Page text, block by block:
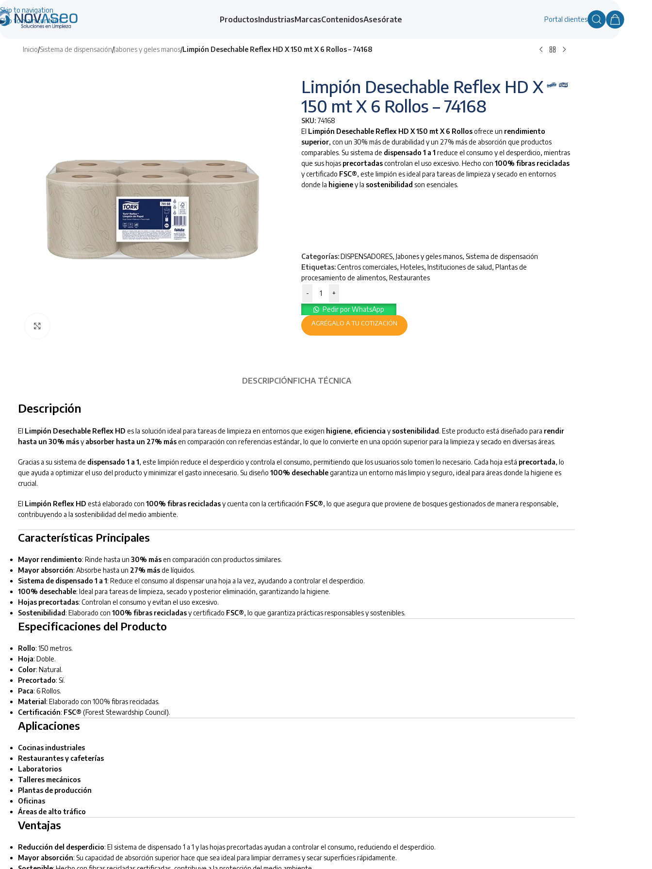
Skip to navigation
Skip to main content
ProductosIndustriasMarcasContenidosAsesórate Portal clientes
Inicio/Sistema de dispensación/Jabones y geles manos/Limpión Desechable Reflex HD X 150 mt X 6 Rollos – 74168
Limpión Desechable Reflex HD X
150 mt X 6 Rollos – 74168
SKU: 74168
El Limpión Desechable Reflex HD X 150 mt X 6 Rollosofrece un rendimiento
superior, con un 30% más de durabilidad y un 27% más de absorción que productos
comparables. Su sistema de dispensado 1 a 1 reduce el consumo y el desperdicio, mientras
que sus hojas precortadascontrolan el uso excesivo. Hecho con 100% fibras recicladas
y certificado FSC®, este limpión es ideal para tareas de limpieza y secado en entornos
donde la higieney la sostenibilidad son esenciales.
Categorías:DISPENSADORES, Jabones y geles manos, Sistema de dispensación
Etiquetas:Centros comerciales, Hoteles, Instituciones de salud, Plantas de
procesamiento de alimentos, Restaurantes
-
+
Pedir por WhatsApp
AGRÉGALO A TU COTIZACIÓN
DESCRIPCIÓNFICHA TÉCNICA
Descripción
El Limpión Desechable Reflex HD es la solución ideal para tareas de limpieza en entornos que exigen higiene, eficiencia ysostenibilidad. Este producto está diseñado para rendir
hasta un 30% másyabsorber hasta un 27% másen comparación con referencias estándar, lo que lo convierte en una opción superior para la limpieza y secado en diversas áreas.
Gracias a su sistema de dispensado 1 a 1, este limpión reduce el desperdicio y controla el consumo, permitiendo que los usuarios solo tomen lo necesario. Cada hoja está precortada, lo
que ayuda a optimizar el uso del producto y minimizar el gasto innecesario. Su diseño 100% desechablegarantiza un entorno más limpio y seguro, ideal para áreas donde la higiene es
crucial.
El Limpión Reflex HD está elaborado con 100% fibras recicladasy cuenta con la certificación FSC®, lo que asegura que proviene de bosques gestionados de manera responsable,
contribuyendo a la sostenibilidad del medio ambiente.
Características Principales
Mayor rendimiento: Rinde hasta un 30% másen comparación con productos similares.
Mayor absorción: Absorbe hasta un 27% másde líquidos.
Sistema de dispensado 1 a 1: Reduce el consumo al dispensar una hoja a la vez, ayudando a controlar el desperdicio.
100% desechable: Ideal para tareas de limpieza, secado y posterior eliminación, garantizando la higiene.
Hojas precortadas: Controlan el consumo y evitan el uso excesivo.
Sostenibilidad: Elaborado con 100% fibras recicladasy certificado FSC®, lo que garantiza prácticas responsables y sostenibles.
Especificaciones del Producto
Rollo: 150 metros.
Hoja: Doble.
Color: Natural.
Precortado: Sí.
Paca: 6 Rollos.
Material : Elaborado con 100% fibras recicladas.
Certificación: FSC® (Forest Stewardship Council).
Aplicaciones
Cocinas industriales
Restaurantes y cafeterías
Laboratorios
Talleres mecánicos
Plantas de producción
Oficinas
Áreas de alto tráfico
Ventajas
Reducción del desperdicio: El sistema de dispensado 1 a 1 y las hojas precortadas ayudan a controlar el consumo, reduciendo el desperdicio.
Mayor absorción: Su capacidad de absorción superior hace que sea ideal para limpiar derrames y secar superficies rápidamente.